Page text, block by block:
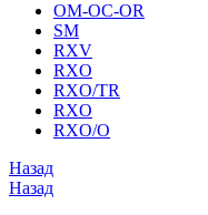
OM-OC-OR
SM
RXV
RXO
RXO/TR
RXO
RXO/O
Назад
Назад